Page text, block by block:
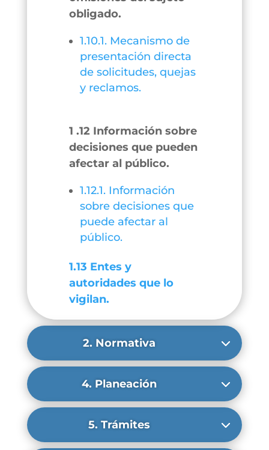
obligado.
1.10.1. Mecanismo de
presentación directa
de solicitudes, quejas
y reclamos.
1 .12 Información sobre
decisiones que pueden
afectar al público.
1.12.1. Información
sobre decisiones que
puede afectar al
público.
1.13 Entes y
autoridades que lo
vigilan.
2. Normativa
4. Planeación
5. Trámites